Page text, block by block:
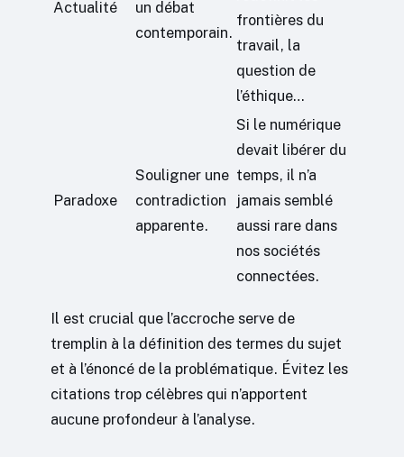
Actualité
un débat
contemporain.
frontières du
travail, la
question de
l’éthique…
Paradoxe
Souligner une
contradiction
apparente.
Si le numérique
devait libérer du
temps, il n’a
jamais semblé
aussi rare dans
nos sociétés
connectées.
Il est crucial que l’accroche serve de
tremplin à la définition des termes du sujet
et à l’énoncé de la problématique. Évitez les
citations trop célèbres qui n’apportent
aucune profondeur à l’analyse.